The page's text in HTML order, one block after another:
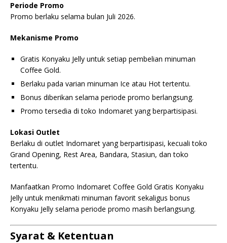
Periode Promo
Promo berlaku selama bulan Juli 2026.
Mekanisme Promo
Gratis Konyaku Jelly untuk setiap pembelian minuman
Coffee Gold.
Berlaku pada varian minuman Ice atau Hot tertentu.
Bonus diberikan selama periode promo berlangsung.
Promo tersedia di toko Indomaret yang berpartisipasi.
Lokasi Outlet
Berlaku di outlet Indomaret yang berpartisipasi, kecuali toko
Grand Opening, Rest Area, Bandara, Stasiun, dan toko
tertentu.
Manfaatkan Promo Indomaret Coffee Gold Gratis Konyaku
Jelly untuk menikmati minuman favorit sekaligus bonus
Konyaku Jelly selama periode promo masih berlangsung.
Syarat & Ketentuan